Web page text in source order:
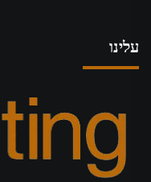
עלינו